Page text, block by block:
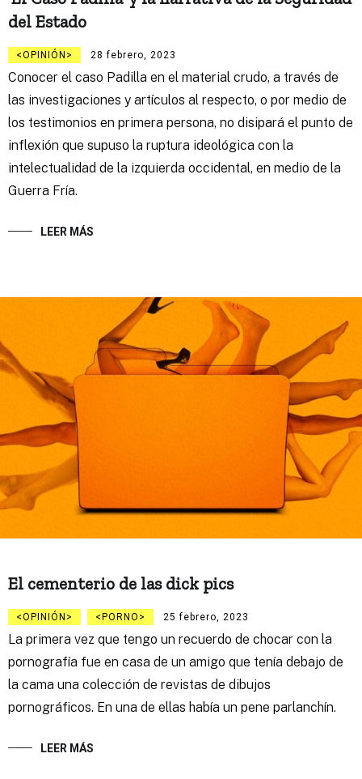
del Estado
OPINIÓN 28 febrero, 2023
Conocer el caso Padilla en el material crudo, a través de
las investigaciones y artículos al respecto, o por medio de
los testimonios en primera persona, no disipará el punto de
inflexión que supuso la ruptura ideológica con la
intelectualidad de la izquierda occidental, en medio de la
Guerra Fría.
LEER MÁS
El cementerio de las dick pics
OPINIÓN PORNO 25 febrero, 2023
La primera vez que tengo un recuerdo de chocar con la
pornografía fue en casa de un amigo que tenía debajo de
la cama una colección de revistas de dibujos
pornográficos. En una de ellas había un pene parlanchín.
LEER MÁS